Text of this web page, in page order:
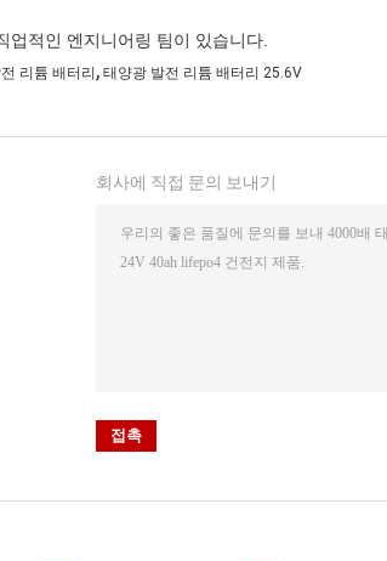
적인 엔지니어링 팀이 있습니다.
리튬 배터리 , 태양광 발전 리튬 배터리 25.6V
회사에 직접 문의 보내기